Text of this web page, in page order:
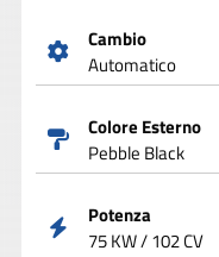
Cambio
Automatico
Colore Esterno
Pebble Black
Potenza
75 KW / 102 CV